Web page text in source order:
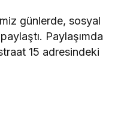
günlerde, sosyal
Paylaşımda
15 adresindeki